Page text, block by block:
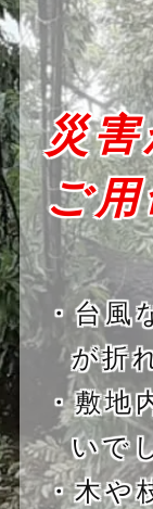
災
ご
・台風
が折
・敷地
いで
・木や